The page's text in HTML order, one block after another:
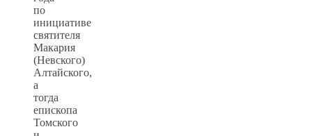
по
инициативе
святителя
Макария
(Невского)
Алтайского,
а
тогда
епископа
Томского